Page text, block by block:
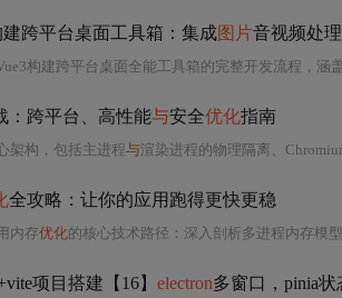
建跨平台桌面工具箱：集成图片音视频处理
构建跨平台桌面全能工具箱的完整开发流程，涵
：跨平台、高性能与安全优化指南
架构，包括主进程与渲染进程的物理隔离、
全攻略：让你的应用跑得更快更稳
内存优化的核心技术路径：深入剖析多进程内存模型；
项目搭建【16】 electron多窗口，pinia